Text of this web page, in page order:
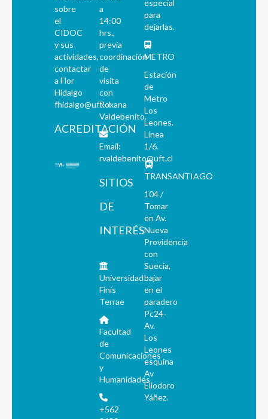
sobre
el
CIDOC
y sus
actividades,
contactar
a Flor
Hidalgo
fhidalgo@uft.cl
ACREDITACIÓN
a
14:00
hrs.,
previa
coordinación
de
visita
con
Roxana
Valdebenito.
Email:
rvaldebenito@uft.cl
SITIOS
DE
INTERÉS
Universidad
Finis
Terrae
Facultad
de
Comunicaciones
y
Humanidades
+562
especial
para
dejarlas.
METRO
Estación
de
Metro
Los
Leones.
Línea
1/6.
TRANSANTIAGO
104 /
Tomar
en Av.
Nueva
Providencia
con
Suecia,
bajar
en el
paradero
Pc24-
Av.
Los
Leones
esquina
Av
Eliodoro
Yáñez.